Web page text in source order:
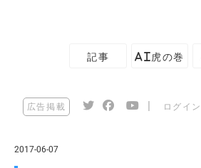
記事 AI虎の巻
広告掲載 ログイン
2017-06-07